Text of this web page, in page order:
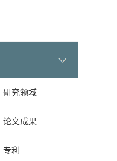
研究领域
论文成果
专利